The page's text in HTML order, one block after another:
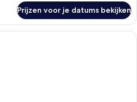
Prijzen voor je datums bekijken